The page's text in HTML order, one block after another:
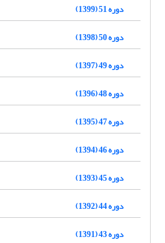
دوره 51 (1399)
دوره 50 (1398)
دوره 49 (1397)
دوره 48 (1396)
دوره 47 (1395)
دوره 46 (1394)
دوره 45 (1393)
دوره 44 (1392)
دوره 43 (1391)